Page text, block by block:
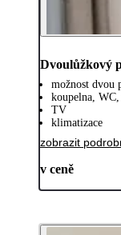
Dvoulůžkový
možnost dvou
koupelna,
TV
klimatizace
zobrazit
v ceně